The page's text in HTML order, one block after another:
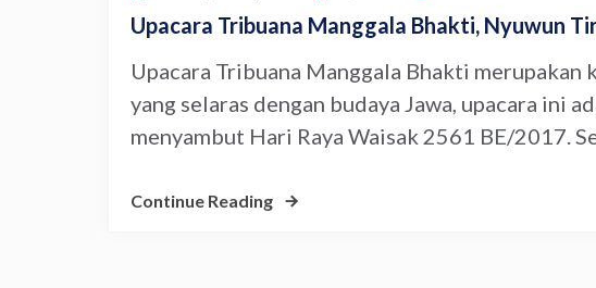
Upacara Tribuana Manggala Bhakti, Nyuwun
Upacara Tribuana Manggala Bhakti merupakan
yang selaras dengan budaya Jawa, upacara ini
menyambut Hari Raya Waisak 2561 BE/2017.
Continue Reading